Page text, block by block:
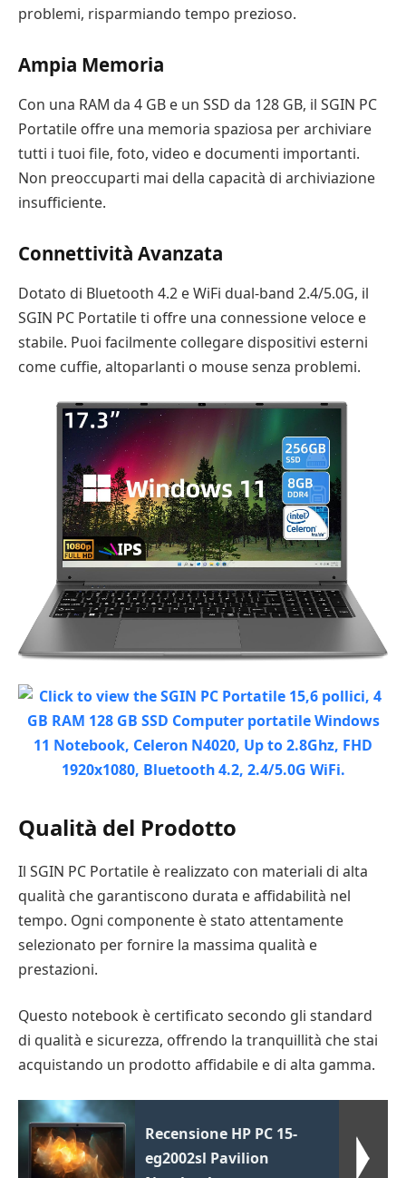
problemi, risparmiando tempo prezioso.
Ampia Memoria
Con una RAM da 4 GB e un SSD da 128 GB, il SGIN PC
Portatile offre una memoria spaziosa per archiviare
tutti i tuoi file, foto, video e documenti importanti.
Non preoccuparti mai della capacità di archiviazione
insufficiente.
Connettività Avanzata
Dotato di Bluetooth 4.2 e WiFi dual-band 2.4/5.0G, il
SGIN PC Portatile ti offre una connessione veloce e
stabile. Puoi facilmente collegare dispositivi esterni
come cuffie, altoparlanti o mouse senza problemi.
Qualità del Prodotto
Il SGIN PC Portatile è realizzato con materiali di alta
qualità che garantiscono durata e affidabilità nel
tempo. Ogni componente è stato attentamente
selezionato per fornire la massima qualità e
prestazioni.
Questo notebook è certificato secondo gli standard
di qualità e sicurezza, offrendo la tranquillità che stai
acquistando un prodotto affidabile e di alta gamma.
Recensione HP PC 15-
eg2002sl Pavilion